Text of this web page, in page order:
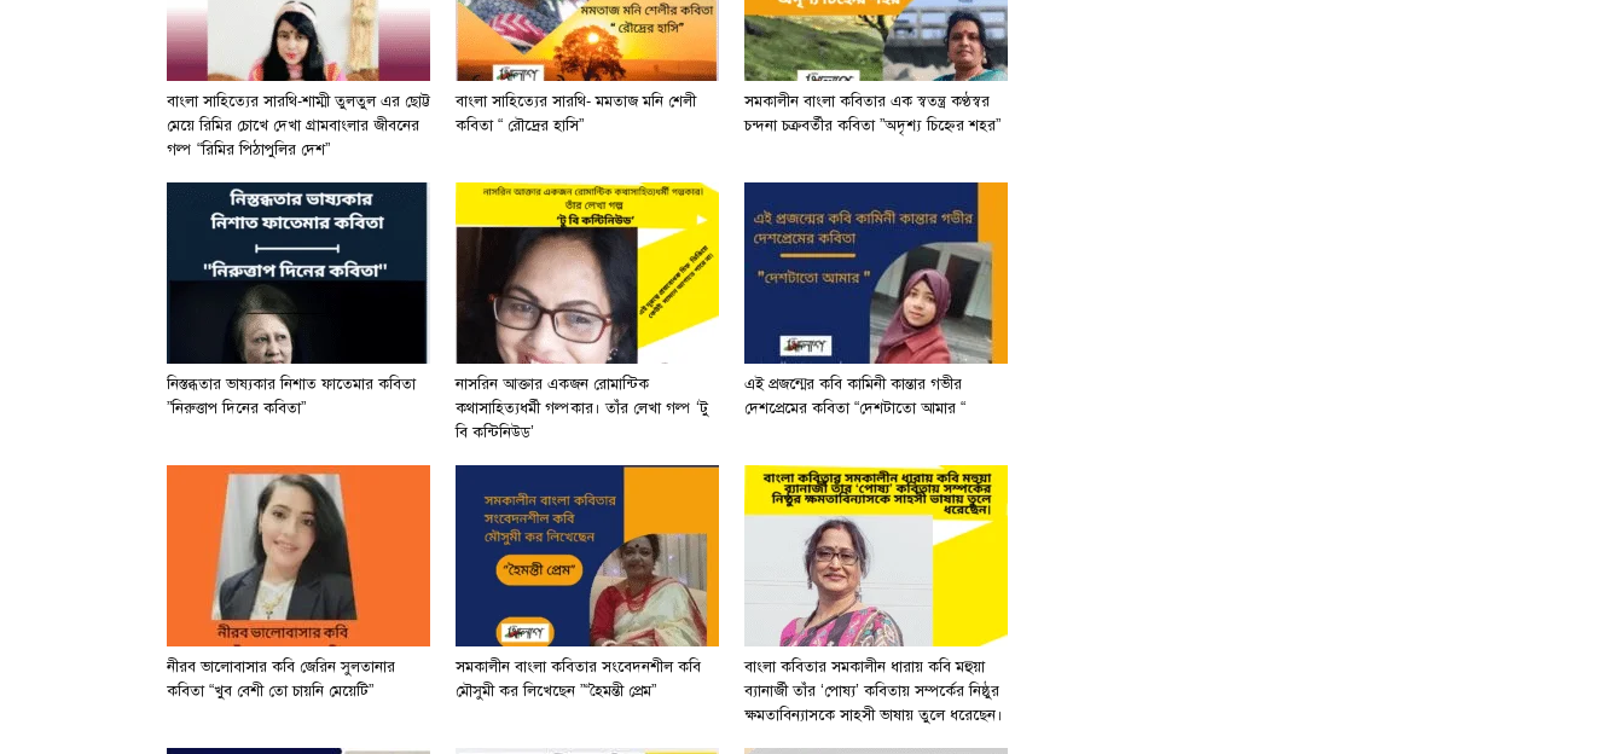
বাংলা সাহিত্যের সারথি-শাম্মী তুলতুল এর ছোট্ট
মেয়ে রিমির চোখে দেখা গ্রামবাংলার জীবনের
গল্প “রিমির পিঠাপুলির দেশ”
বাংলা সাহিত্যের সারথি- মমতাজ মনি শেলী
কবিতা “ রৌদ্রের হাসি”
সমকালীন বাংলা কবিতার এক স্বতন্ত্র কণ্ঠস্বর
চন্দনা চক্রবর্তীর কবিতা ”অদৃশ্য চিহ্নের শহর”
নিস্তব্ধতার ভাষ্যকার নিশাত ফাতেমার কবিতা
”নিরুত্তাপ দিনের কবিতা”
নাসরিন আক্তার একজন রোমান্টিক
কথাসাহিত্যধর্মী গল্পকার। তাঁর লেখা গল্প ‘টু
বি কন্টিনিউড’
এই প্রজন্মের কবি কামিনী কান্তার গভীর
দেশপ্রেমের কবিতা “দেশটাতো আমার “
নীরব ভালোবাসার কবি জেরিন সুলতানার
কবিতা “খুব বেশী তো চায়নি মেয়েটি”
সমকালীন বাংলা কবিতার সংবেদনশীল কবি
মৌসুমী কর লিখেছেন ”“হৈমন্তী প্রেম”
বাংলা কবিতার সমকালীন ধারায় কবি মহুয়া
ব্যানার্জী তাঁর ‘পোষ্য’ কবিতায় সম্পর্কের নিষ্ঠুর
ক্ষমতাবিন্যাসকে সাহসী ভাষায় তুলে ধরেছেন।